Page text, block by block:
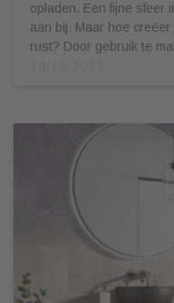
opladen. Een fijne sfeer
aan bij. Maar hoe
rust? Door gebruik te